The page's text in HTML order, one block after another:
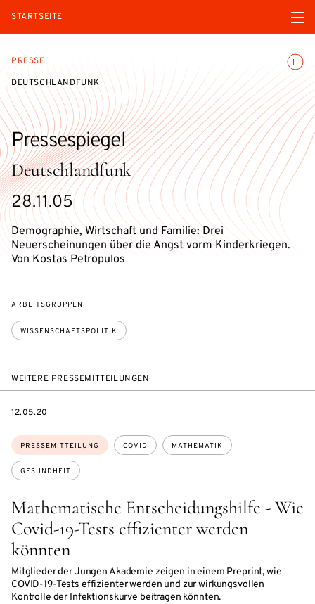
STARTSEITE Menü
PRESSE
DEUTSCHLANDFUNK
Deutschlandfunk
Pressespiegel
28.11.05
Demographie, Wirtschaft und Familie: Drei
Neuerscheinungen über die Angst vorm Kinderkriegen.
Von Kostas Petropulos
ARBEITSGRUPPEN
WISSENSCHAFTSPOLITIK
WEITERE PRESSEMITTEILUNGEN
Mathematische Entscheidungshilfe - Wie
Covid-19-Tests effizienter werden
könnten
Mitglieder der Jungen Akademie zeigen in einem Preprint, wie
COVID-19-Tests effizienter werden und zur wirkungsvollen
Kontrolle der Infektionskurve beitragen könnten.
Themen:
PRESSEMITTEILUNG COVID MATHEMATIK
GESUNDHEIT
DATE
12.05.20